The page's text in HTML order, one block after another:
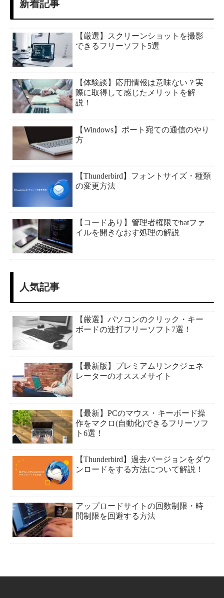
新着記事
【厳選】スクリーンショットを撮影
できるフリーソフト5選
【体験談】応用情報は意味ない？実
際に取得して感じたメリットを解
説！
【Windows】ポート宛ての通信のやり
方
【Thunderbird】フォントサイズ・種類
の変更方法
【コードあり】管理者権限でbatファ
イルを開きなおす処理の解説
人気記事
【厳選】パソコンのクリック・キー
ボードの連打フリーソフト7選！
【最新版】プレミアムリンクジェネ
レーターのオススメサイト
【最新】PCのマウス・キーボード操
作をマクロ(自動化)できるフリーソフ
ト6選！
【Thunderbird】過去バージョンをダウ
ンロードをする方法について解説！
アップロードサイトの回数制限・時
間制限を回避する方法